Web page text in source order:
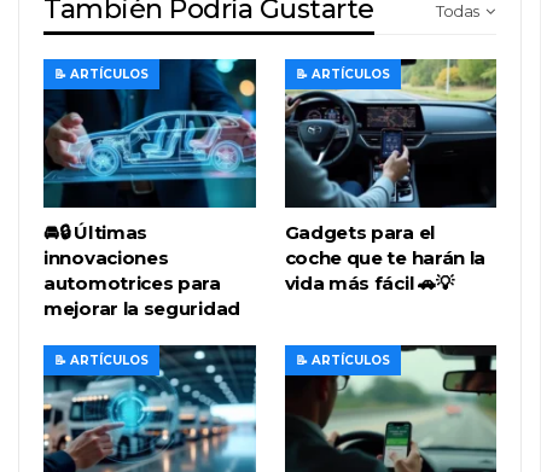
Todas
También Podría Gustarte
📝 ARTÍCULOS
🚘🔒 Últimas
innovaciones
automotrices para
mejorar la seguridad
📝 ARTÍCULOS
Gadgets para el
coche que te harán la
vida más fácil 🚗💡
📝 ARTÍCULOS 📝 ARTÍCULOS